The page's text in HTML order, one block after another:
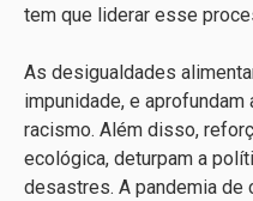
tem que liderar esse
As desigualdades
impunidade, e
racismo. Além disso,
ecológica, deturpam a
desastres. A pandemia de